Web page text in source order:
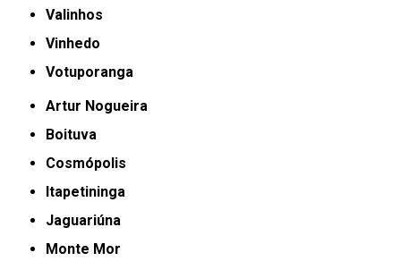
Valinhos
Vinhedo
Votuporanga
Artur Nogueira
Boituva
Cosmópolis
Itapetininga
Jaguariúna
Monte Mor